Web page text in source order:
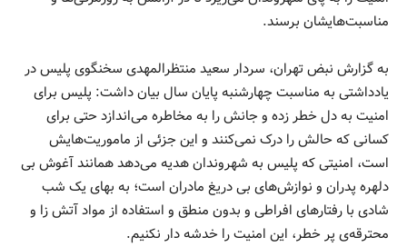
مناسبت‌هایشان برسند.
به گزارش نبض تهران، سردار سعید منتظرالمهدی سخنگوی پلیس در
یادداشتی به مناسبت چهارشنبه پایان سال بیان داشت: پلیس برای
امنیت به دل خطر زده و جانش را به مخاطره می‌اندازد حتی برای
کسانی که حالش را درک نمی‌کنند و این جزئی از ماموریت‌هایش
است، امنیتی که پلیس به شهروندان هدیه می‌دهد همانند آغوش بی
دلهره پدران و نوازش‌های بی دریغ مادران است؛ به بهای یک شب
شادی با رفتارهای افراطی و بدون منطق و استفاده از مواد آتش زا و
محترقه‌ی پر خطر، این امنیت را خدشه دار نکنیم.